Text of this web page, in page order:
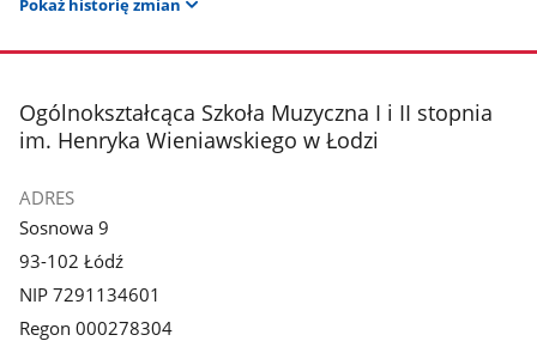
Pokaż historię zmian
stopka
Ogólnokształcąca Szkoła Muzyczna I i II stopnia
im. Henryka Wieniawskiego w Łodzi
ADRES
Sosnowa 9
93-102 Łódź
NIP 7291134601
Regon 000278304